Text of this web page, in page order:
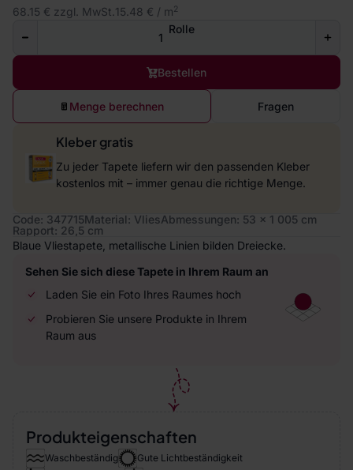
68.15 € zzgl. MwSt. 15.48 € / m2
Rolle
Bestellen
Menge berechnen Fragen
Kleber gratis
Zu jeder Tapete liefern wir den passenden Kleber
kostenlos mit – immer genau die richtige Menge.
Code: 347715Material: VliesAbmessungen: 53 x 1 005 cm
Rapport: 26,5 cm
Blaue Vliestapete, metallische Linien bilden Dreiecke.
Sehen Sie sich diese Tapete in Ihrem Raum an
Laden Sie ein Foto Ihres Raumes hoch
Probieren Sie unsere Produkte in Ihrem
Raum aus
Produkteigenschaften
Waschbeständig
Gute Lichtbeständigkeit